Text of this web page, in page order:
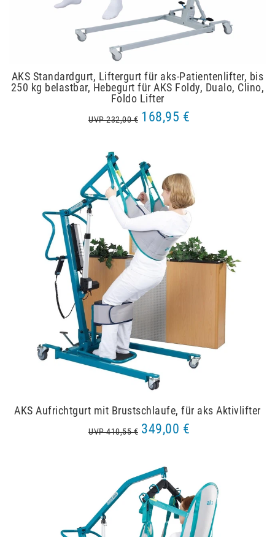
AKS Standardgurt, Liftergurt für aks-Patientenlifter, bis
250 kg belastbar, Hebegurt für AKS Foldy, Dualo, Clino,
Foldo Lifter
UVP 232,00 € 168,95 €
AKS Aufrichtgurt mit Brustschlaufe, für aks Aktivlifter
UVP 410,55 € 349,00 €